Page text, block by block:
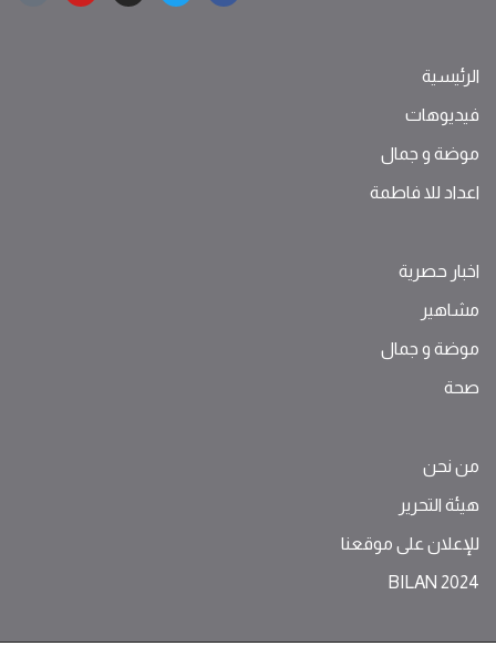
الرئيسية
فيديوهات
موضة ‫و‬ ‫‬‫جمال‬
اعداد للا فاطمة
اخبار حصرية
مشاهير
موضة ‫و‬ ‫‬‫جمال‬
صحة
من نحن
هيئة التحرير
للإعلان على موقعنا
BILAN 2024